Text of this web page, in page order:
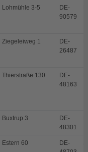
Lohmühle 3-5
DE-
90579
Ziegeleiweg 1
DE-
26487
Thierstraße 130
DE-
48163
Buxtrup 3
DE-
48301
Estern 60
DE-